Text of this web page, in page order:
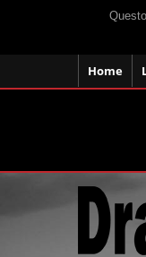
Home